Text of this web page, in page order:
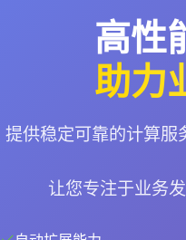
高性
助力
提供稳定可靠的计算服
让您专注于业务